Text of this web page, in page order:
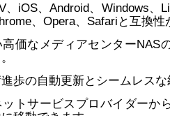
、iOS、Android、Windows、
、Opera、Safariと互換性
価なメディアセンターNAS
歩の自動更新とシームレス
トサービスプロバイダーか